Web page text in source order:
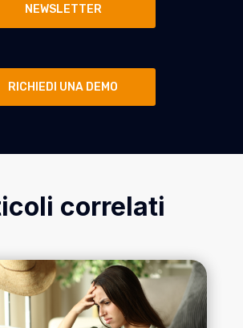
NEWSLETTER
RICHIEDI UNA DEMO
correlati